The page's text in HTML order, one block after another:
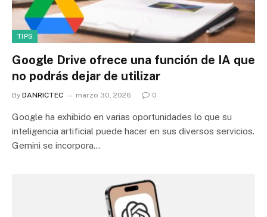
TIPS
Google Drive ofrece una función de IA que
no podrás dejar de utilizar
By DANRICTEC marzo 30, 2026 0
Google ha exhibido en varias oportunidades lo que su
inteligencia artificial puede hacer en sus diversos servicios.
Gemini se incorpora…